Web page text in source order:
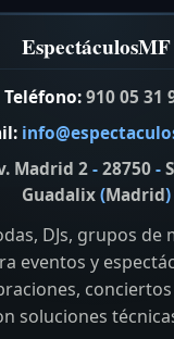
EspectáculosMF
Teléfono:910 05 31
Madrid 2-28750-
Guadalix(Madrid)
DJs, grupos de
eventos y
soluciones